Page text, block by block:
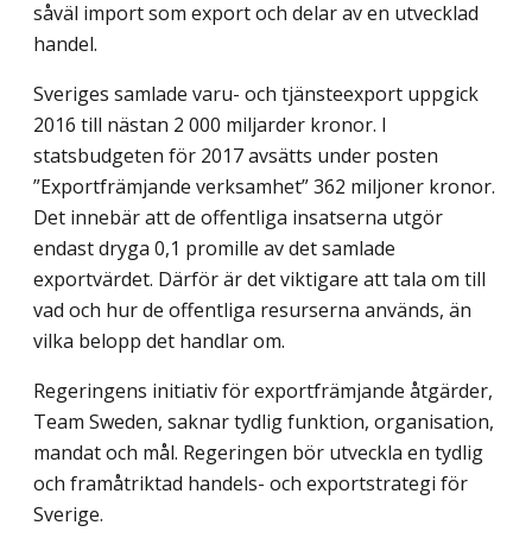
såväl import som export och delar av en utvecklad
handel.
Sveriges samlade varu- och tjänsteexport uppgick
2016 till nästan 2 000 miljarder kronor. I
statsbudgeten för 2017 avsätts under posten
”Exportfrämjande verksamhet” 362 miljoner kronor.
Det innebär att de offentliga insatserna utgör
endast dryga 0,1 promille av det samlade
exportvärdet. Därför är det viktigare att tala om till
vad och hur de offentliga resurserna används, än
vilka belopp det handlar om.
Regeringens initiativ för exportfrämjande åtgärder,
Team Sweden, saknar tydlig funktion, organisation,
mandat och mål. Regeringen bör utveckla en tydlig
och framåtriktad handels- och exportstrategi för
Sverige.